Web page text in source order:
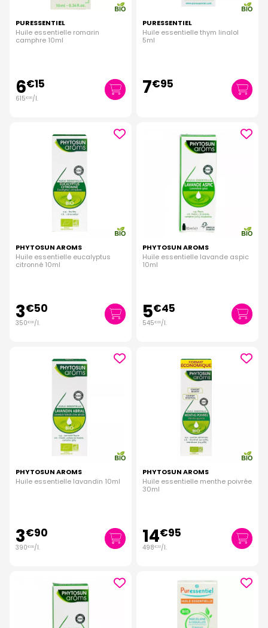
PURESSENTIEL
Huile essentielle romarin
camphre 10ml
6€15
615€00/l.
PURESSENTIEL
Huile essentielle thym linalol
5ml
7€95
PHYTOSUN AROMS
Huile essentielle eucalyptus
citronné 10ml
3€50
350€00/l.
PHYTOSUN AROMS
Huile essentielle lavande aspic
10ml
5€45
545€00/l.
PHYTOSUN AROMS
Huile essentielle lavandin 10ml
3€90
390€00/l.
PHYTOSUN AROMS
Huile essentielle menthe poivrée
30ml
14€95
498€33/l.